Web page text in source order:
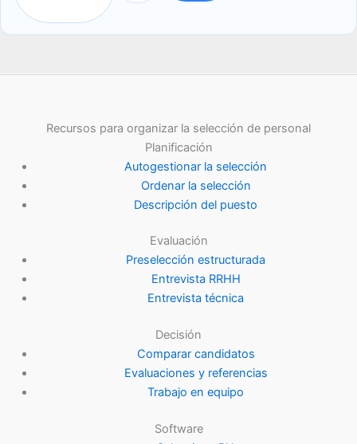
Recursos para organizar la selección de personal
Planificación
Autogestionar la selección
Ordenar la selección
Descripción del puesto
Evaluación
Preselección estructurada
Entrevista RRHH
Entrevista técnica
Decisión
Comparar candidatos
Evaluaciones y referencias
Trabajo en equipo
Software